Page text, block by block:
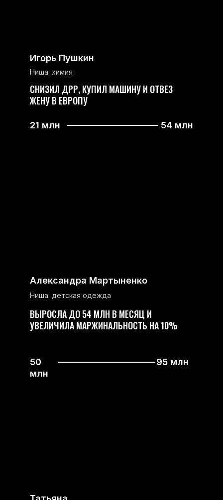
Игорь Пушкин
Ниша: химия
СНИЗИЛ ДРР, КУПИЛ МАШИНУ И ОТВЕЗ
ЖЕНУ В ЕВРОПУ
21 млн 54 млн
Александра Мартыненко
Ниша: детская одежда
ВЫРОСЛА ДО 54 МЛН В МЕСЯЦ И
УВЕЛИЧИЛА МАРЖИНАЛЬНОСТЬ НА 10%
50
млн
95 млн